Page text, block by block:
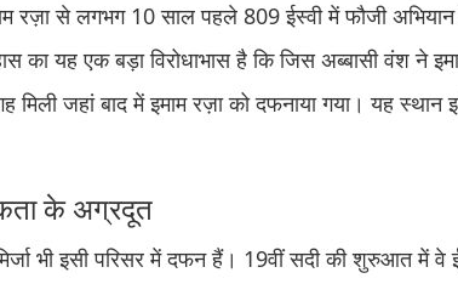
रज़ा से लगभग 10 साल पहले 809 ईस्वी में फौजी
का यह एक बड़ा विरोधाभास है कि जिस अब्बासी वंश ने
जहां बाद में इमाम रज़ा को दफनाया गया। यह स्थान
के अग्रदूत
भी इसी परिसर में दफन हैं। 19वीं सदी की शुरुआत में